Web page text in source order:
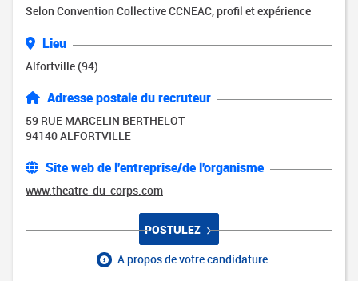
Selon Convention Collective CCNEAC, profil et expérience
Lieu
Alfortville (94)
Adresse postale du recruteur
59 RUE MARCELIN BERTHELOT
94140 ALFORTVILLE
Site web de l'entreprise/de l'organisme
www.theatre-du-corps.com
POSTULEZ
A propos de votre candidature